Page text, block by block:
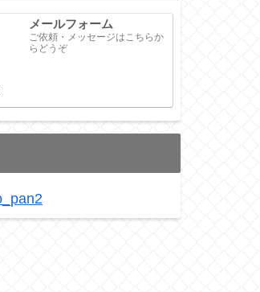
メールフォーム
ご依頼・メッセージはこちらか
らどうぞ